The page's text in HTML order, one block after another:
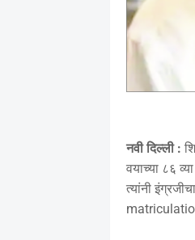
नवी दिल्ली :
वयाच्या ८६
त्यांनी